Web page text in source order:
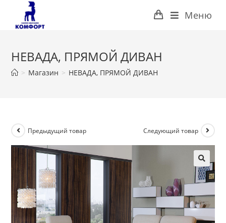
Перейти
содержимому
Меню
НЕВАДА, ПРЯМОЙ ДИВАН
> Магазин > НЕВАДА, ПРЯМОЙ ДИВАН
Предыдущий товар Следующий товар